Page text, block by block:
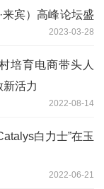
宾）高峰论坛盛
2023-03-28
培育电商带头人
活力
2022-08-14
白力士”在玉
2022-06-21